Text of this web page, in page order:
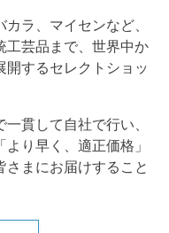
ラ、マイセンなど、
工芸品まで、世界中か
開するセレクトショッ
貫して自社で行い、
り早く、適正価格」
まにお届けすること